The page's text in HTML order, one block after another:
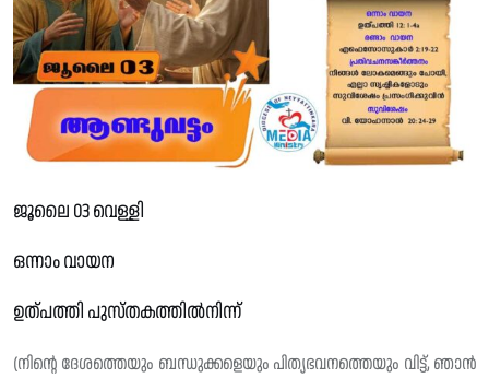
ജൂലൈ 03 വെള്ളി
ഒന്നാം വായന
ഉത്പത്തി പുസ്തകത്തിൽനിന്ന്
(നിന്റെ ദേശത്തെയും ബന്ധുക്കളെയും പിത്യഭവനത്തെയും വിട്ട്, ഞാൻ